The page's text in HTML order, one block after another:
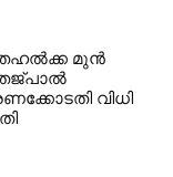
മുൻ
വിധി